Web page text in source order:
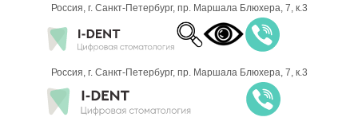
Россия, г. Санкт-Петербург, пр. Маршала Блюхера, 7, к.3
8 (812) 701-
00-21
Россия, г. Санкт-Петербург, пр. Маршала Блюхера, 7, к.3